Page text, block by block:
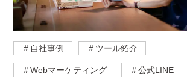
＃自社事例 ＃ツール紹介
＃Webマーケティング ＃公式LINE